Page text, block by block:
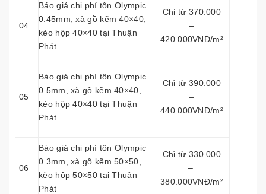
04
Báo giá chi phí tôn Olympic
0.45mm, xà gồ kẽm 40×40,
kèo hộp 40×40 tại Thuận
Phát
Chỉ từ 370.000
–
420.000VNĐ/m²
05
Báo giá chi phí tôn Olympic
0.5mm, xà gồ kẽm 40×40,
kèo hộp 40×40 tại Thuận
Phát
Chỉ từ 390.000
–
440.000VNĐ/m²
06
Báo giá chi phí tôn Olympic
0.3mm, xà gồ kẽm 50×50,
kèo hộp 50×50 tại Thuận
Phát
Chỉ từ 330.000
–
380.000VNĐ/m²